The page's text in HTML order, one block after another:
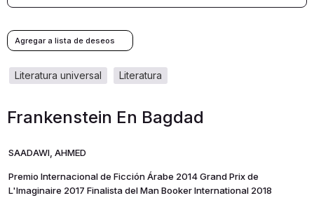
literatura
literatura universal
Frankenstein En Bagdad
SAADAWI, AHMED
Premio Internacional de Ficción Árabe 2014 Grand Prix de
L'Imaginaire 2017 Finalista del Man Booker International 2018